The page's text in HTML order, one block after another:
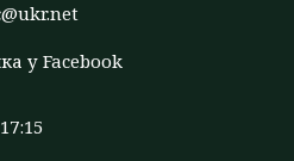
у Facebook